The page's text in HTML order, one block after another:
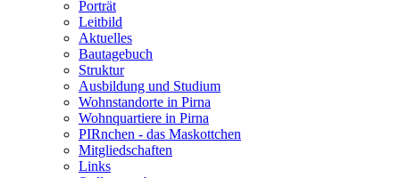
Porträt
Leitbild
Aktuelles
Bautagebuch
Struktur
Ausbildung und Studium
Wohnstandorte in Pirna
Wohnquartiere in Pirna
PIRnchen - das Maskottchen
Mitgliedschaften
Links